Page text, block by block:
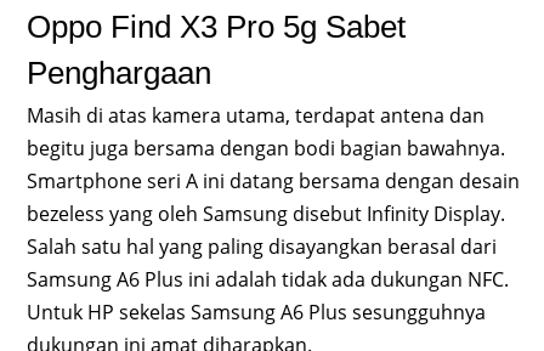
Oppo Find X3 Pro 5g Sabet
Penghargaan
Masih di atas kamera utama, terdapat antena dan
begitu juga bersama dengan bodi bagian bawahnya.
Smartphone seri A ini datang bersama dengan desain
bezeless yang oleh Samsung disebut Infinity Display.
Salah satu hal yang paling disayangkan berasal dari
Samsung A6 Plus ini adalah tidak ada dukungan NFC.
Untuk HP sekelas Samsung A6 Plus sesungguhnya
dukungan ini amat diharapkan.